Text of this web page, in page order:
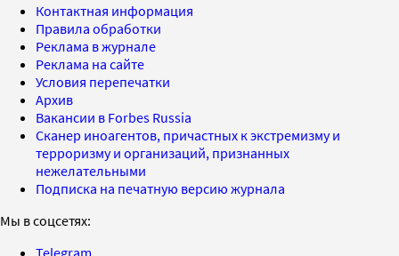
Контактная информация
Правила обработки
Реклама в журнале
Реклама на сайте
Условия перепечатки
Архив
Вакансии в Forbes Russia
Сканер иноагентов, причастных к экстремизму и
терроризму и организаций, признанных
нежелательными
Подписка на печатную версию журнала
Мы в соцсетях:
Telegram